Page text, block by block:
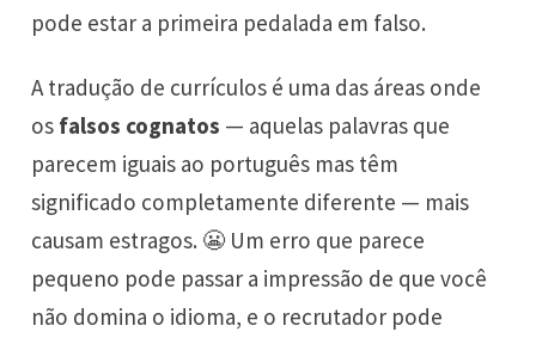
pode estar a primeira pedalada em falso.
A tradução de currículos é uma das áreas onde
os falsos cognatos — aquelas palavras que
parecem iguais ao português mas têm
significado completamente diferente — mais
causam estragos. 😬 Um erro que parece
pequeno pode passar a impressão de que você
não domina o idioma, e o recrutador pode